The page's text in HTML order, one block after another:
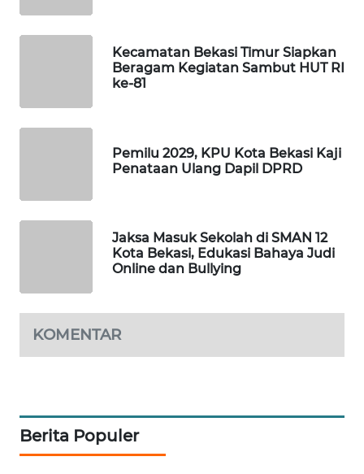
Kecamatan Bekasi Timur Siapkan
Beragam Kegiatan Sambut HUT RI
ke-81
Pemilu 2029, KPU Kota Bekasi Kaji
Penataan Ulang Dapil DPRD
Jaksa Masuk Sekolah di SMAN 12
Kota Bekasi, Edukasi Bahaya Judi
Online dan Bullying
KOMENTAR
Berita Populer
ID
ASA